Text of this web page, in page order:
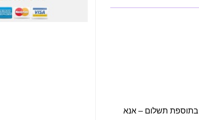
בתוספת תשלום – אנא